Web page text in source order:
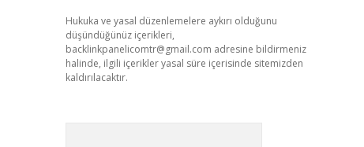
Hukuka ve yasal düzenlemelere aykırı olduğunu
düşündüğünüz içerikleri,
backlinkpanelicomtr@gmail.com adresine bildirmeniz
halinde, ilgili içerikler yasal süre içerisinde sitemizden
kaldırılacaktır.